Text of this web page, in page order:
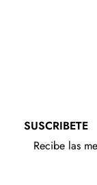
SUSCRIBETE
Recibe las